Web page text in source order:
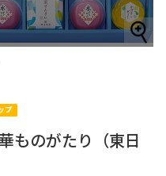
ものがたり（東日